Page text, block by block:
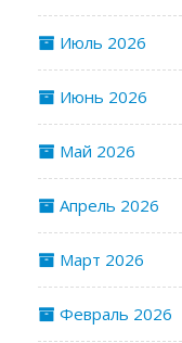
Июль 2026
Июнь 2026
Май 2026
Апрель 2026
Март 2026
Февраль 2026